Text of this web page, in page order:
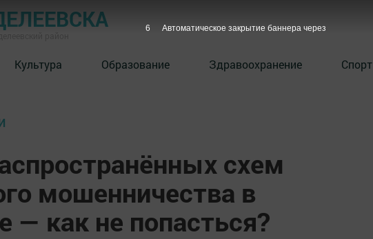
Культура Образование Здравоохранение Спорт
схем
мошенничества в
— как не попасться?
4 Автоматическое закрытие баннера через